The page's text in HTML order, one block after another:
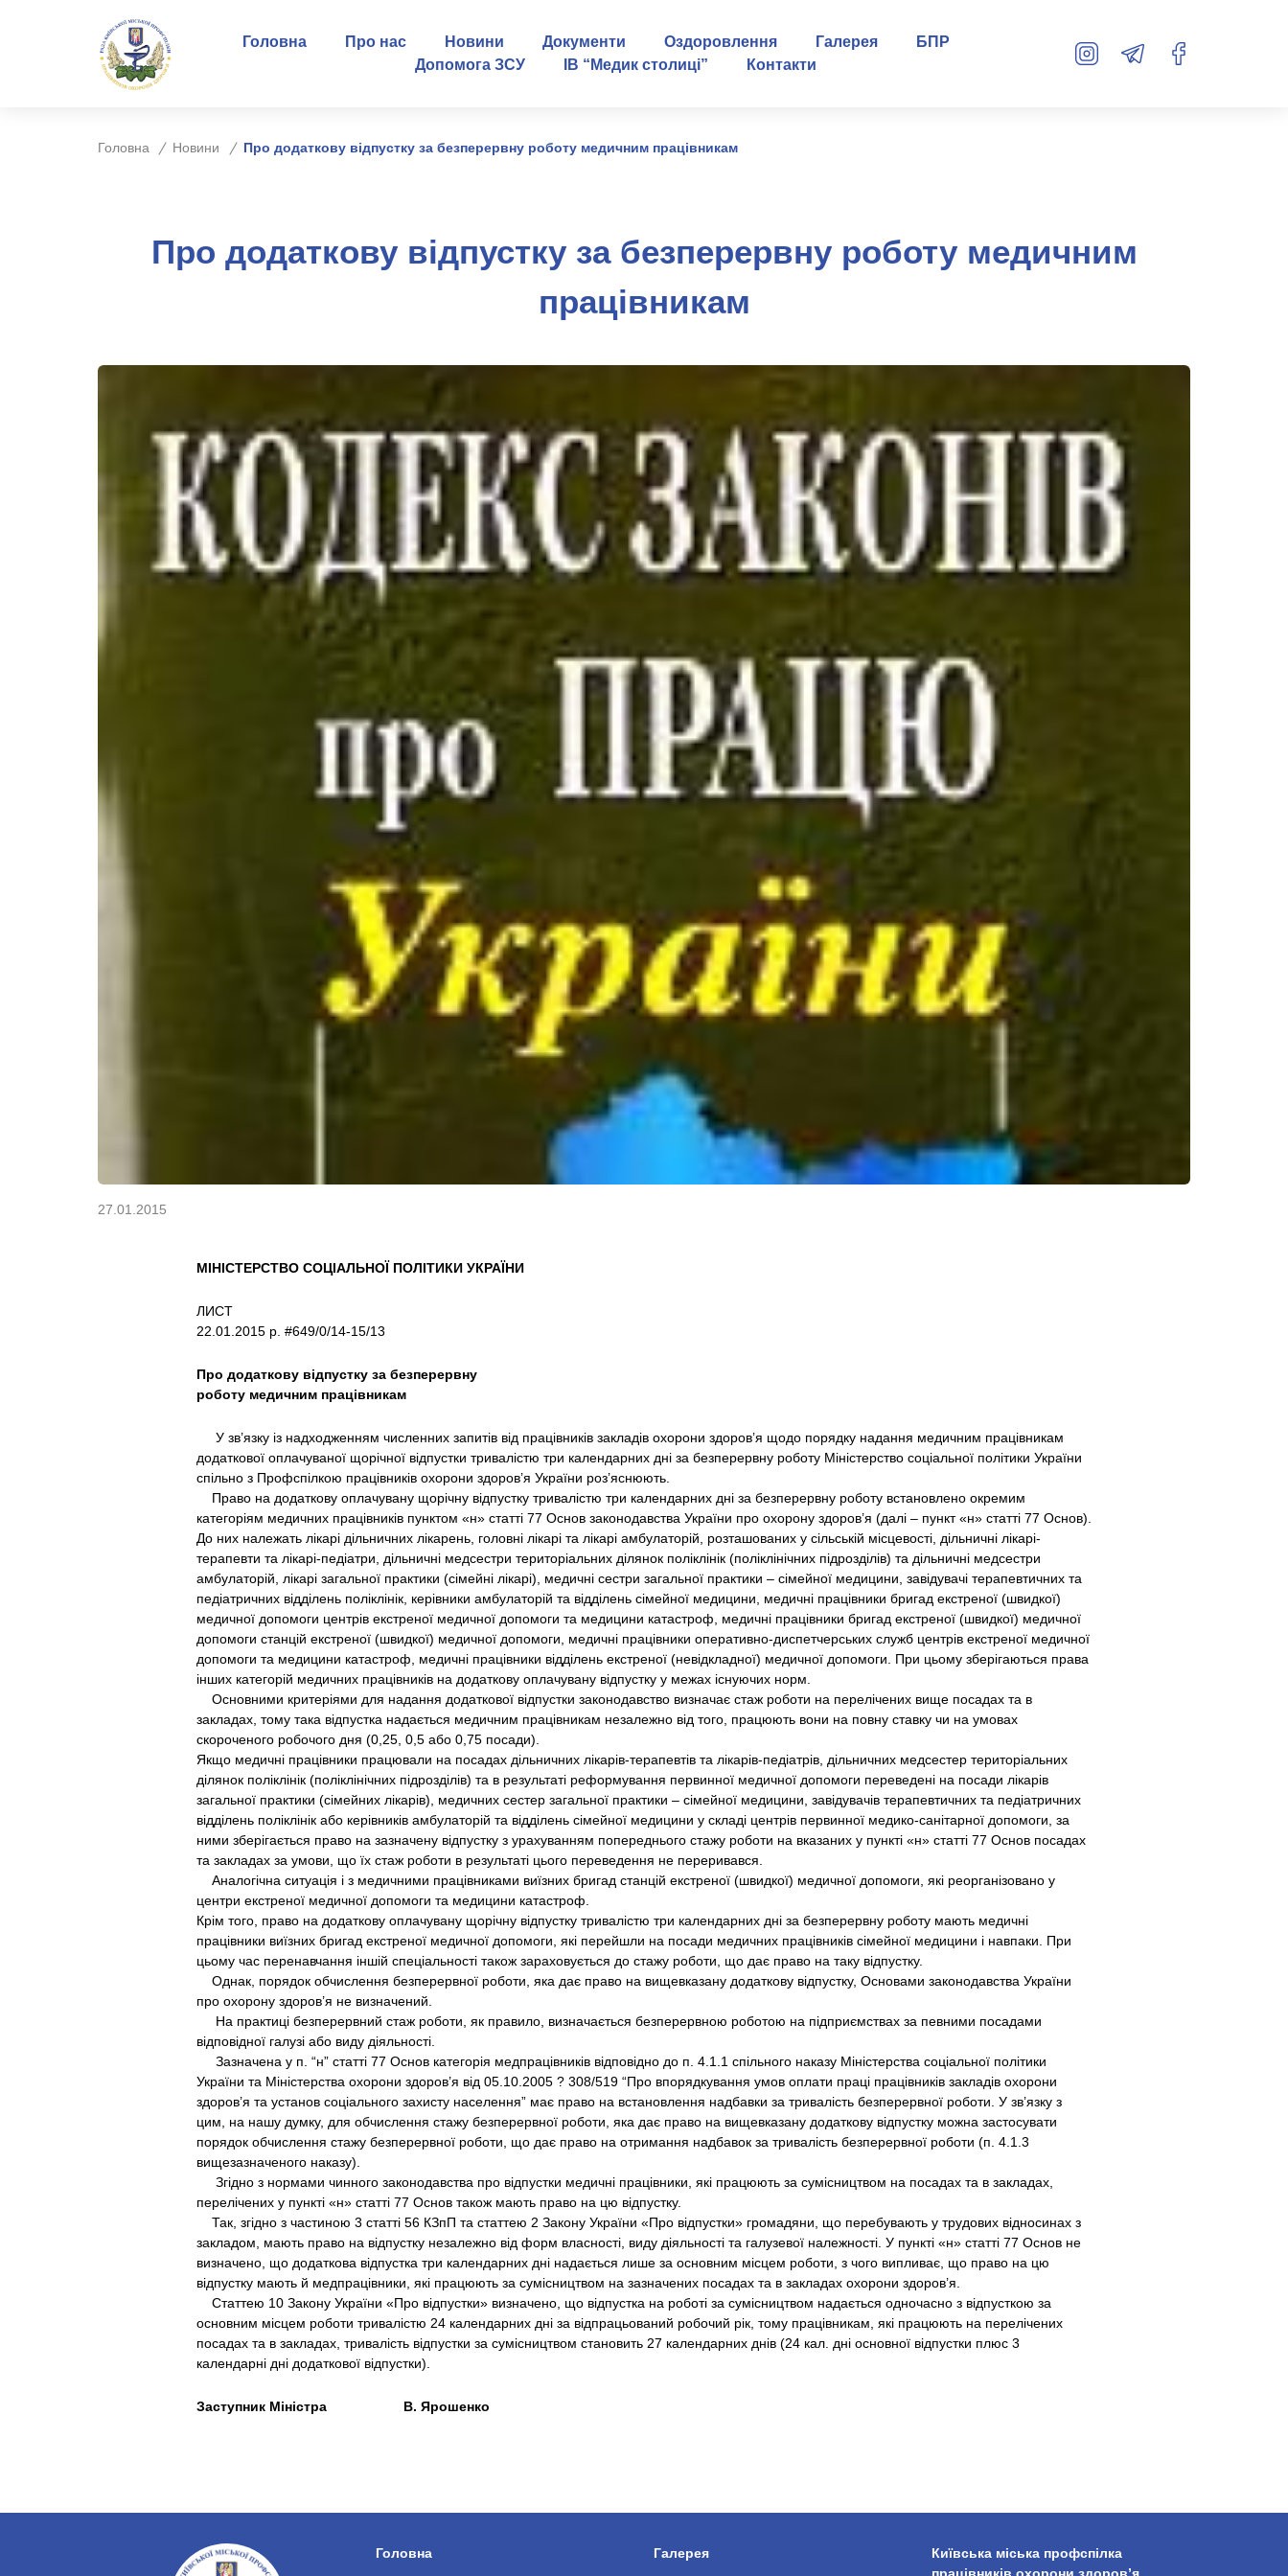
Головна Про нас Новини Документи Оздоровлення Галерея
БПР
Допомога ЗСУ
ІВ “Медик столиці” Контакти
Головна Новини Про додаткову відпустку за безперервну роботу медичним працівникам
Про додаткову відпустку за безперервну роботу медичним
працівникам
27.01.2015
МІНІСТЕРСТВО СОЦІАЛЬНОЇ ПОЛІТИКИ УКРАЇНИ
ЛИСТ
22.01.2015 р. #649/0/14-15/13
Про додаткову відпустку за безперервну
роботу медичним працівникам
У зв’язку із надходженням численних запитів від працівників закладів охорони здоров’я щодо порядку надання медичним працівникам
додаткової оплачуваної щорічної відпустки тривалістю три календарних дні за безперервну роботу Міністерство соціальної політики України
спільно з Профспілкою працівників охорони здоров’я України роз’яснюють.
Право на додаткову оплачувану щорічну відпустку тривалістю три календарних дні за безперервну роботу встановлено окремим
категоріям медичних працівників пунктом «н» статті 77 Основ законодавства України про охорону здоров’я (далі – пункт «н» статті 77 Основ).
До них належать лікарі дільничних лікарень, головні лікарі та лікарі амбулаторій, розташованих у сільській місцевості, дільничні лікарі-
терапевти та лікарі-педіатри, дільничні медсестри територіальних ділянок поліклінік (поліклінічних підрозділів) та дільничні медсестри
амбулаторій, лікарі загальної практики (сімейні лікарі), медичні сестри загальної практики – сімейної медицини, завідувачі терапевтичних та
педіатричних відділень поліклінік, керівники амбулаторій та відділень сімейної медицини, медичні працівники бригад екстреної (швидкої)
медичної допомоги центрів екстреної медичної допомоги та медицини катастроф, медичні працівники бригад екстреної (швидкої) медичної
допомоги станцій екстреної (швидкої) медичної допомоги, медичні працівники оперативно-диспетчерських служб центрів екстреної медичної
допомоги та медицини катастроф, медичні працівники відділень екстреної (невідкладної) медичної допомоги. При цьому зберігаються права
інших категорій медичних працівників на додаткову оплачувану відпустку у межах існуючих норм.
Основними критеріями для надання додаткової відпустки законодавство визначає стаж роботи на перелічених вище посадах та в
закладах, тому така відпустка надається медичним працівникам незалежно від того, працюють вони на повну ставку чи на умовах
скороченого робочого дня (0,25, 0,5 або 0,75 посади).
Якщо медичні працівники працювали на посадах дільничних лікарів-терапевтів та лікарів-педіатрів, дільничних медсестер територіальних
ділянок поліклінік (поліклінічних підрозділів) та в результаті реформування первинної медичної допомоги переведені на посади лікарів
загальної практики (сімейних лікарів), медичних сестер загальної практики – сімейної медицини, завідувачів терапевтичних та педіатричних
відділень поліклінік або керівників амбулаторій та відділень сімейної медицини у складі центрів первинної медико-санітарної допомоги, за
ними зберігається право на зазначену відпустку з урахуванням попереднього стажу роботи на вказаних у пункті «н» статті 77 Основ посадах
та закладах за умови, що їх стаж роботи в результаті цього переведення не переривався.
Аналогічна ситуація і з медичними працівниками виїзних бригад станцій екстреної (швидкої) медичної допомоги, які реорганізовано у
центри екстреної медичної допомоги та медицини катастроф.
Крім того, право на додаткову оплачувану щорічну відпустку тривалістю три календарних дні за безперервну роботу мають медичні
працівники виїзних бригад екстреної медичної допомоги, які перейшли на посади медичних працівників сімейної медицини і навпаки. При
цьому час перенавчання іншій спеціальності також зараховується до стажу роботи, що дає право на таку відпустку.
Однак, порядок обчислення безперервної роботи, яка дає право на вищевказану додаткову відпустку, Основами законодавства України
про охорону здоров’я не визначений.
На практиці безперервний стаж роботи, як правило, визначається безперервною роботою на підприємствах за певними посадами
відповідної галузі або виду діяльності.
Зазначена у п. “н” статті 77 Основ категорія медпрацівників відповідно до п. 4.1.1 спільного наказу Міністерства соціальної політики
України та Міністерства охорони здоров’я від 05.10.2005 ? 308/519 “Про впорядкування умов оплати праці працівників закладів охорони
здоров’я та установ соціального захисту населення” має право на встановлення надбавки за тривалість безперервної роботи. У зв’язку з
цим, на нашу думку, для обчислення стажу безперервної роботи, яка дає право на вищевказану додаткову відпустку можна застосувати
порядок обчислення стажу безперервної роботи, що дає право на отримання надбавок за тривалість безперервної роботи (п. 4.1.3
вищезазначеного наказу).
Згідно з нормами чинного законодавства про відпустки медичні працівники, які працюють за сумісництвом на посадах та в закладах,
перелічених у пункті «н» статті 77 Основ також мають право на цю відпустку.
Так, згідно з частиною 3 статті 56 КЗпП та статтею 2 Закону України «Про відпустки» громадяни, що перебувають у трудових відносинах з
закладом, мають право на відпустку незалежно від форм власності, виду діяльності та галузевої належності. У пункті «н» статті 77 Основ не
визначено, що додаткова відпустка три календарних дні надається лише за основним місцем роботи, з чого випливає, що право на цю
відпустку мають й медпрацівники, які працюють за сумісництвом на зазначених посадах та в закладах охорони здоров’я.
Статтею 10 Закону України «Про відпустки» визначено, що відпустка на роботі за сумісництвом надається одночасно з відпусткою за
основним місцем роботи тривалістю 24 календарних дні за відпрацьований робочий рік, тому працівникам, які працюють на перелічених
посадах та в закладах, тривалість відпустки за сумісництвом становить 27 календарних днів (24 кал. дні основної відпустки плюс 3
календарні дні додаткової відпустки).
Заступник Міністра В. Ярошенко
Головна Галерея
Київська міська профспілка